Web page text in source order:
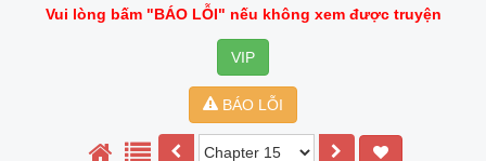
Vui lòng bấm "BÁO LỖI" nếu không xem được truyện
VIP
BÁO LỖI